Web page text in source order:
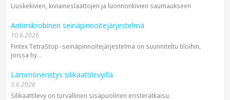
Liuskekivien, kiviaineslaattojen ja luonnonkivien saumaukseen
Antimikrobinen seinäpinnoitejärjestelmä
10.6.2026
Fintex TetraStop -seinäpinnoitejärjestelmä on suunniteltu tiloihin,
joissa hy...
Lämmöneristys silikaattilevyillä
3.6.2026
Silikaattilevy on turvallinen sisäpuolinen eristeratkaisu.